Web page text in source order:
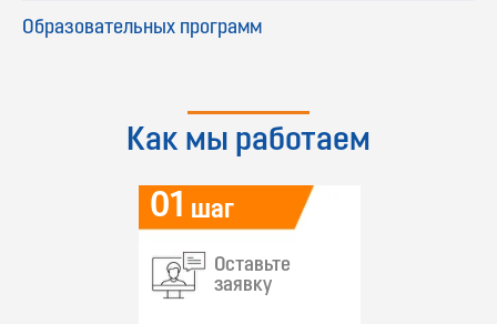
Образовательных программ
Как мы работаем
01
Оставьте
заявку
шаг